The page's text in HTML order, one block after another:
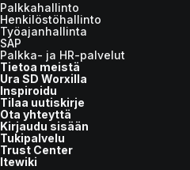
Palkkahallinto
Henkilöstöhallinto
Työajanhallinta
SAP
Palkka- ja HR-palvelut
Tietoa meistä
Ura SD Worxilla
Inspiroidu
Tilaa uutiskirje
Ota yhteyttä
Kirjaudu sisään
Tukipalvelu
Trust Center
Itewiki